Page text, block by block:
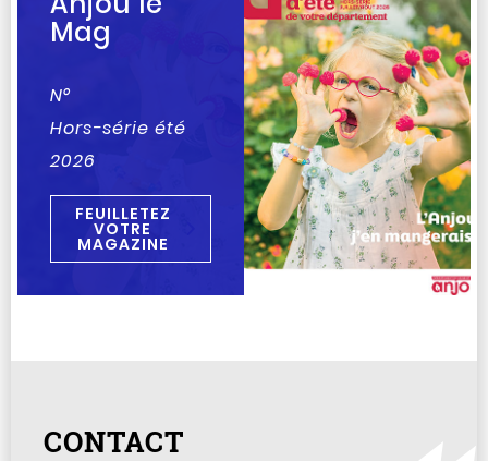
Mag
N°
Hors-série été
2026
FEUILLETEZ
VOTRE
MAGAZINE
CONTACT